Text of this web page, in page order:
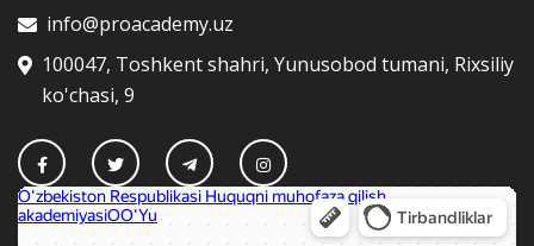
info@proacademy.uz
100047, Toshkent shahri, Yunusobod tumani, Rixsiliy
ko'chasi, 9